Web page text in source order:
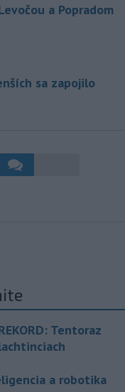
a Popradom
sa zapojilo
Tentoraz
a robotika